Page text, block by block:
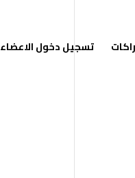
تسجيل دخول الاعضاء